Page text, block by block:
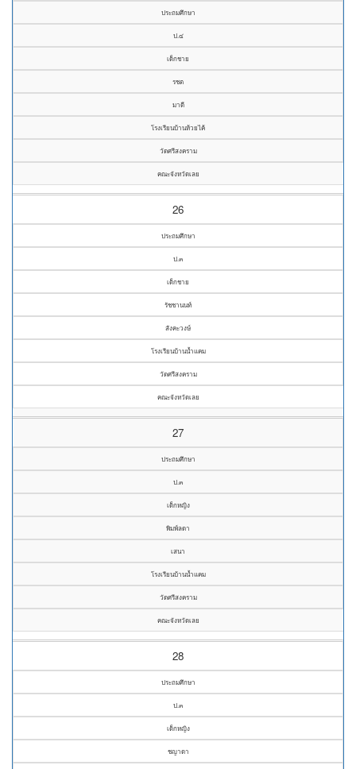
ประถมศึกษา
ป.๔
เด็กชาย
รชต
มาดี
โรงเรียนบ้านห้วยไค้
วัดศรีสงคราม
คณะจังหวัดเลย
26
ประถมศึกษา
ป.๓
เด็กชาย
รัชชานนท์
สังคะวงษ์
โรงเรียนบ้านน้ำแคม
วัดศรีสงคราม
คณะจังหวัดเลย
27
ประถมศึกษา
ป.๓
เด็กหญิง
พิมพ์ลดา
เสนา
โรงเรียนบ้านน้ำแคม
วัดศรีสงคราม
คณะจังหวัดเลย
28
ประถมศึกษา
ป.๓
เด็กหญิง
ชญาดา